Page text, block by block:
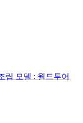
립 모델 : 월드투어